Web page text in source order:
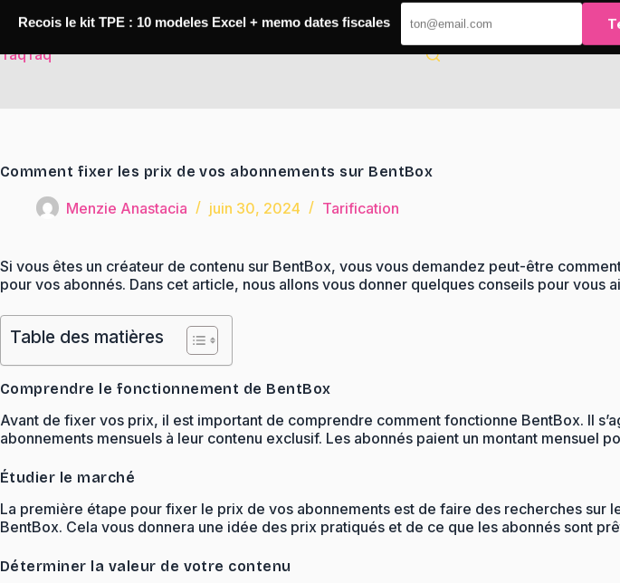
TaqTaq
Comment fixer les prix de vos abonnements sur BentBox
Menzie Anastacia juin 30, 2024 Tarification
Si vous êtes un créateur de contenu sur BentBox, vous vous demandez peut-être
pour vos abonnés. Dans cet article, nous allons vous donner quelques conseils pour
Table des matières
Comprendre le fonctionnement de BentBox
Avant de fixer vos prix, il est important de comprendre comment fonctionne BentBox. Il
abonnements mensuels à leur contenu exclusif. Les abonnés paient un montant
Étudier le marché
La première étape pour fixer le prix de vos abonnements est de faire des recherches
BentBox. Cela vous donnera une idée des prix pratiqués et de ce que les abonnés sont
Déterminer la valeur de votre contenu
Recois le kit TPE : 10 modeles Excel + memo dates fiscales